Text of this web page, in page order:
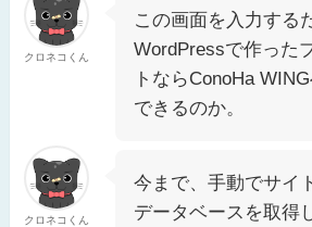
クロネコくん
この画面を入力する
WordPressで作った
トならConoHa
できるのか。
クロネコくん
今まで、手動でサイ
データベースを取得